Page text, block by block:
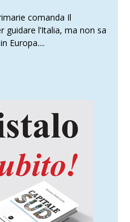
comanda Il
guidare l’Italia, ma non sa
Europa....